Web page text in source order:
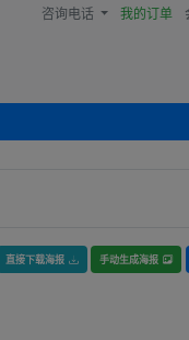
咨询电话 我的订单
直接下载海报 手动生成海报